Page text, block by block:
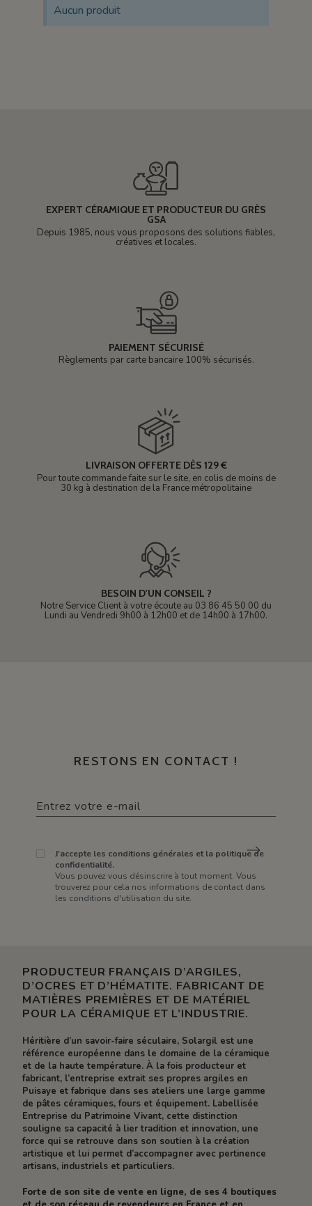
Aucun produit
EXPERT CÉRAMIQUE ET PRODUCTEUR DU GRÈS
GSA
Depuis 1985, nous vous proposons des solutions fiables,
créatives et locales.
PAIEMENT SÉCURISÉ
Règlements par carte bancaire 100% sécurisés.
LIVRAISON OFFERTE DÈS 129 €
Pour toute commande faite sur le site, en colis de moins de
30 kg à destination de la France métropolitaine
BESOIN D'UN CONSEIL ?
Notre Service Client à votre écoute au 03 86 45 50 00 du
Lundi au Vendredi 9h00 à 12h00 et de 14h00 à 17h00.
RESTONS EN CONTACT !
J'accepte les conditions générales et la politique de
confidentialité.
Vous pouvez vous désinscrire à tout moment. Vous
trouverez pour cela nos informations de contact dans
les conditions d'utilisation du site.
PRODUCTEUR FRANÇAIS D’ARGILES,
D’OCRES ET D’HÉMATITE. FABRICANT DE
MATIÈRES PREMIÈRES ET DE MATÉRIEL
POUR LA CÉRAMIQUE ET L’INDUSTRIE.
Héritière d’un savoir-faire séculaire, Solargil est une
référence européenne dans le domaine de la céramique
et de la haute température. À la fois producteur et
fabricant, l’entreprise extrait ses propres argiles en
Puisaye et fabrique dans ses ateliers une large gamme
de pâtes céramiques, fours et équipement. Labellisée
Entreprise du Patrimoine Vivant, cette distinction
souligne sa capacité à lier tradition et innovation, une
force qui se retrouve dans son soutien à la création
artistique et lui permet d’accompagner avec pertinence
artisans, industriels et particuliers.
Forte de son site de vente en ligne, de ses 4 boutiques